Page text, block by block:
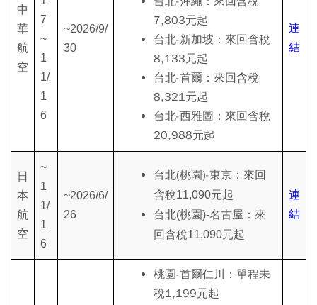
中
華
航
空
7
~
1
1/
1
6
~2026/9/
30
7,803元起
台北-新加坡：來回含稅
8,133元起
台北-首爾：來回含稅
8,321元起
台北-西雅圖：來回含稅
20,988元起
連
結
日
本
航
空
~
1
1/
1
6
~2026/6/
26
台北(桃園)-東京： 來回
含稅11,090元起
台北(桃園)-名古屋： 來
回含稅11,090元起
連
結
桃園-首爾仁川：單程未
稅1,199元起